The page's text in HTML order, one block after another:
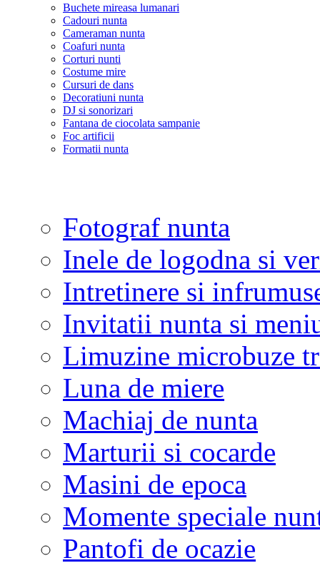
Buchete mireasa lumanari
Cadouri nunta
Cameraman nunta
Coafuri nunta
Corturi nunti
Costume mire
Cursuri de dans
Decoratiuni nunta
DJ si sonorizari
Fantana de ciocolata sampanie
Foc artificii
Formatii nunta
Fotograf nunta
Inele de logodna si
Intretinere si
Invitatii nunta si
Limuzine microbuze
Luna de miere
Machiaj de nunta
Marturii si cocarde
Masini de epoca
Momente speciale
Pantofi de ocazie